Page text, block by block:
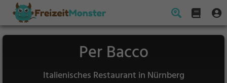
Per Bacco
Italienisches Restaurant in Nürnberg